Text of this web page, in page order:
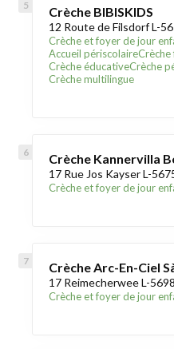
Crèche BIBISKIDS
12 Route de Filsdorf L-
Crèche et foyer de jour
Accueil périscolaireCrèche
Crèche éducativeCrèche
Crèche multilingue
Crèche Kannervilla
17 Rue Jos Kayser L-
Crèche et foyer de jour
Crèche Arc-En-Ciel
17 Reimecherwee L-
Crèche et foyer de jour